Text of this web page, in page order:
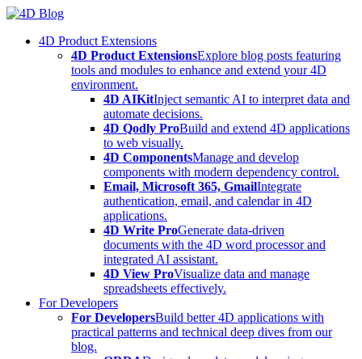
Skip
content4D Product Extensions
4D Product ExtensionsExplore blog posts featuring
tools and modules to enhance and extend your 4D
environment.
4D AIKitInject semantic AI to interpret data and
automate decisions.
4D Qodly ProBuild and extend 4D applications
to web visually.
4D ComponentsManage and develop
components with modern dependency control.
Email, Microsoft 365, GmailIntegrate
authentication, email, and calendar in 4D
applications.
4D Write ProGenerate data-driven
documents with the 4D word processor and
integrated AI assistant.
4D View ProVisualize data and manage
spreadsheets effectively.
For Developers
For DevelopersBuild better 4D applications with
practical patterns and technical deep dives from our
blog.